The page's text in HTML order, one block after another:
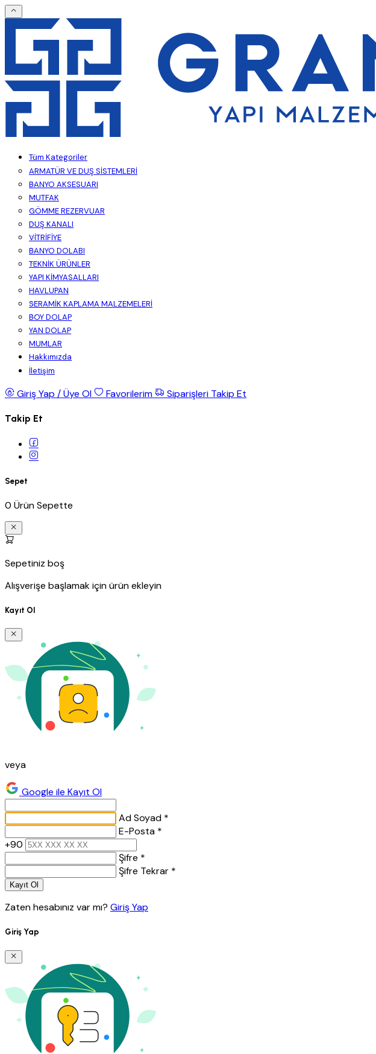
Tüm Kategoriler
ARMATÜR VE DUŞ SİSTEMLERİ
BANYO AKSESUARI
MUTFAK
GÖMME REZERVUAR
DUŞ KANALI
VİTRİFİYE
BANYO DOLABI
TEKNİK ÜRÜNLER
YAPI KİMYASALLARI
HAVLUPAN
SERAMİK KAPLAMA MALZEMELERİ
BOY DOLAP
YAN DOLAP
MUMLAR
Hakkımızda
İletişim
Giriş Yap / Üye Ol Favorilerim Siparişleri Takip Et
Takip Et
Sepet
0 Ürün Sepette
Sepetiniz boş
Alışverişe başlamak için ürün ekleyin
Kayıt Ol
veya
Google ile Kayıt Ol
Ad Soyad *
E-Posta *
+90
Şifre *
Şifre Tekrar *
Kayıt Ol
Zaten hesabınız var mı? Giriş Yap
Giriş Yap